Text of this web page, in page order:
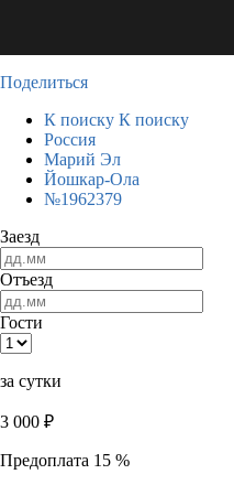
Поделиться
К поиску К поиску
Россия
Марий Эл
Йошкар-Ола
№1962379
Заезд
Отъезд
Гости
за сутки
3 000 ₽
Предоплата 15 %